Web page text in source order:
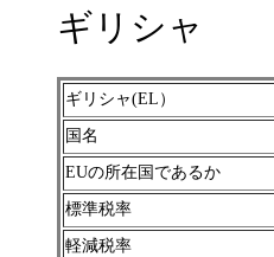
ギリシャ
ギリシャ(EL）
国名
EUの所在国であるか
標準税率
軽減税率